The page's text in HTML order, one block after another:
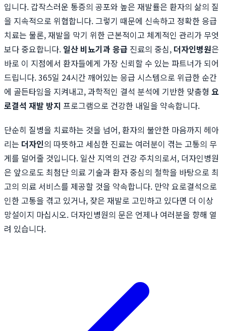
입니다. 갑작스러운 통증의 공포와 높은 재발률은 환자의 삶의 질
을 지속적으로 위협합니다. 그렇기 때문에 신속하고 정확한 응급
치료는 물론, 재발을 막기 위한 근본적이고 체계적인 관리가 무엇
보다 중요합니다. 일산 비뇨기과 응급 진료의 중심, 더자인병원은
바로 이 지점에서 환자들에게 가장 신뢰할 수 있는 파트너가 되어
드립니다. 365일 24시간 깨어있는 응급 시스템으로 위급한 순간
에 골든타임을 지켜내고, 과학적인 결석 분석에 기반한 맞춤형 요
로결석 재발 방지 프로그램으로 건강한 내일을 약속합니다.
단순히 질병을 치료하는 것을 넘어, 환자의 불안한 마음까지 헤아
리는 더자인의 따뜻하고 세심한 진료는 여러분이 겪는 고통의 무
게를 덜어줄 것입니다. 일산 지역의 건강 주치의로서, 더자인병원
은 앞으로도 최첨단 의료 기술과 환자 중심의 철학을 바탕으로 최
고의 의료 서비스를 제공할 것을 약속합니다. 만약 요로결석으로
인한 고통을 겪고 있거나, 잦은 재발로 고민하고 있다면 더 이상
망설이지 마십시오. 더자인병원의 문은 언제나 여러분을 향해 열
려 있습니다.